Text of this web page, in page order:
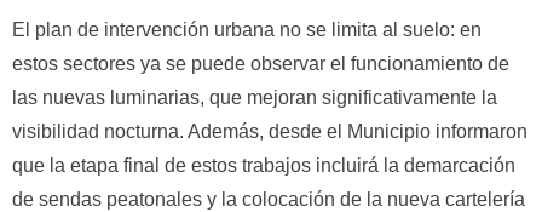
El plan de intervención urbana no se limita al suelo: en
estos sectores ya se puede observar el funcionamiento de
las nuevas luminarias, que mejoran significativamente la
visibilidad nocturna. Además, desde el Municipio informaron
que la etapa final de estos trabajos incluirá la demarcación
de sendas peatonales y la colocación de la nueva cartelería